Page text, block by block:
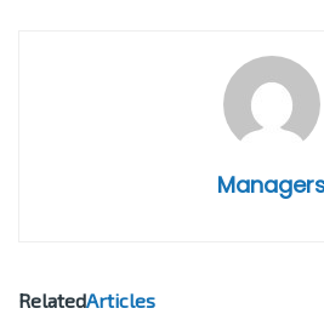
RelatedArticles